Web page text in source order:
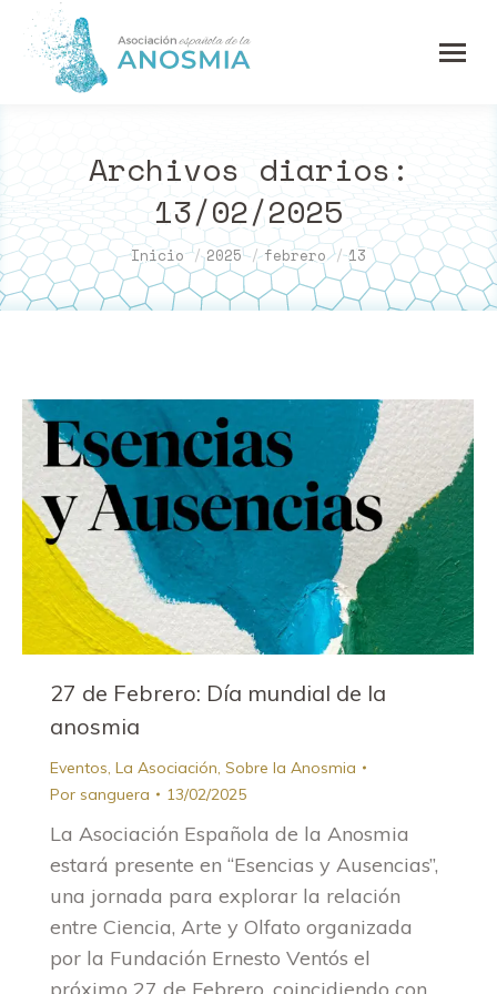
Archivos diarios:
13/02/2025
Estás aquí:
Inicio 2025 febrero 13
27 de Febrero: Día mundial de la
anosmia
Eventos, La Asociación, Sobre la Anosmia
Por sanguera 13/02/2025
La Asociación Española de la Anosmia
estará presente en “Esencias y Ausencias”,
una jornada para explorar la relación
entre Ciencia, Arte y Olfato organizada
por la Fundación Ernesto Ventós el